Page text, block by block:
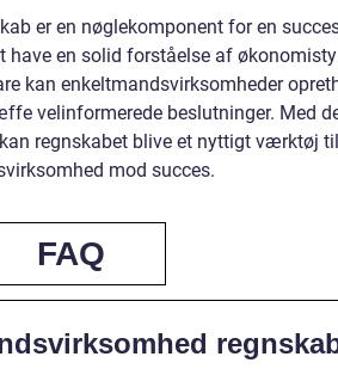
er en nøglekomponent for en
have en solid forståelse af
kan enkeltmandsvirksomheder
velinformerede beslutninger. Med
regnskabet blive et nyttigt værktøj
mod succes.
FAQ